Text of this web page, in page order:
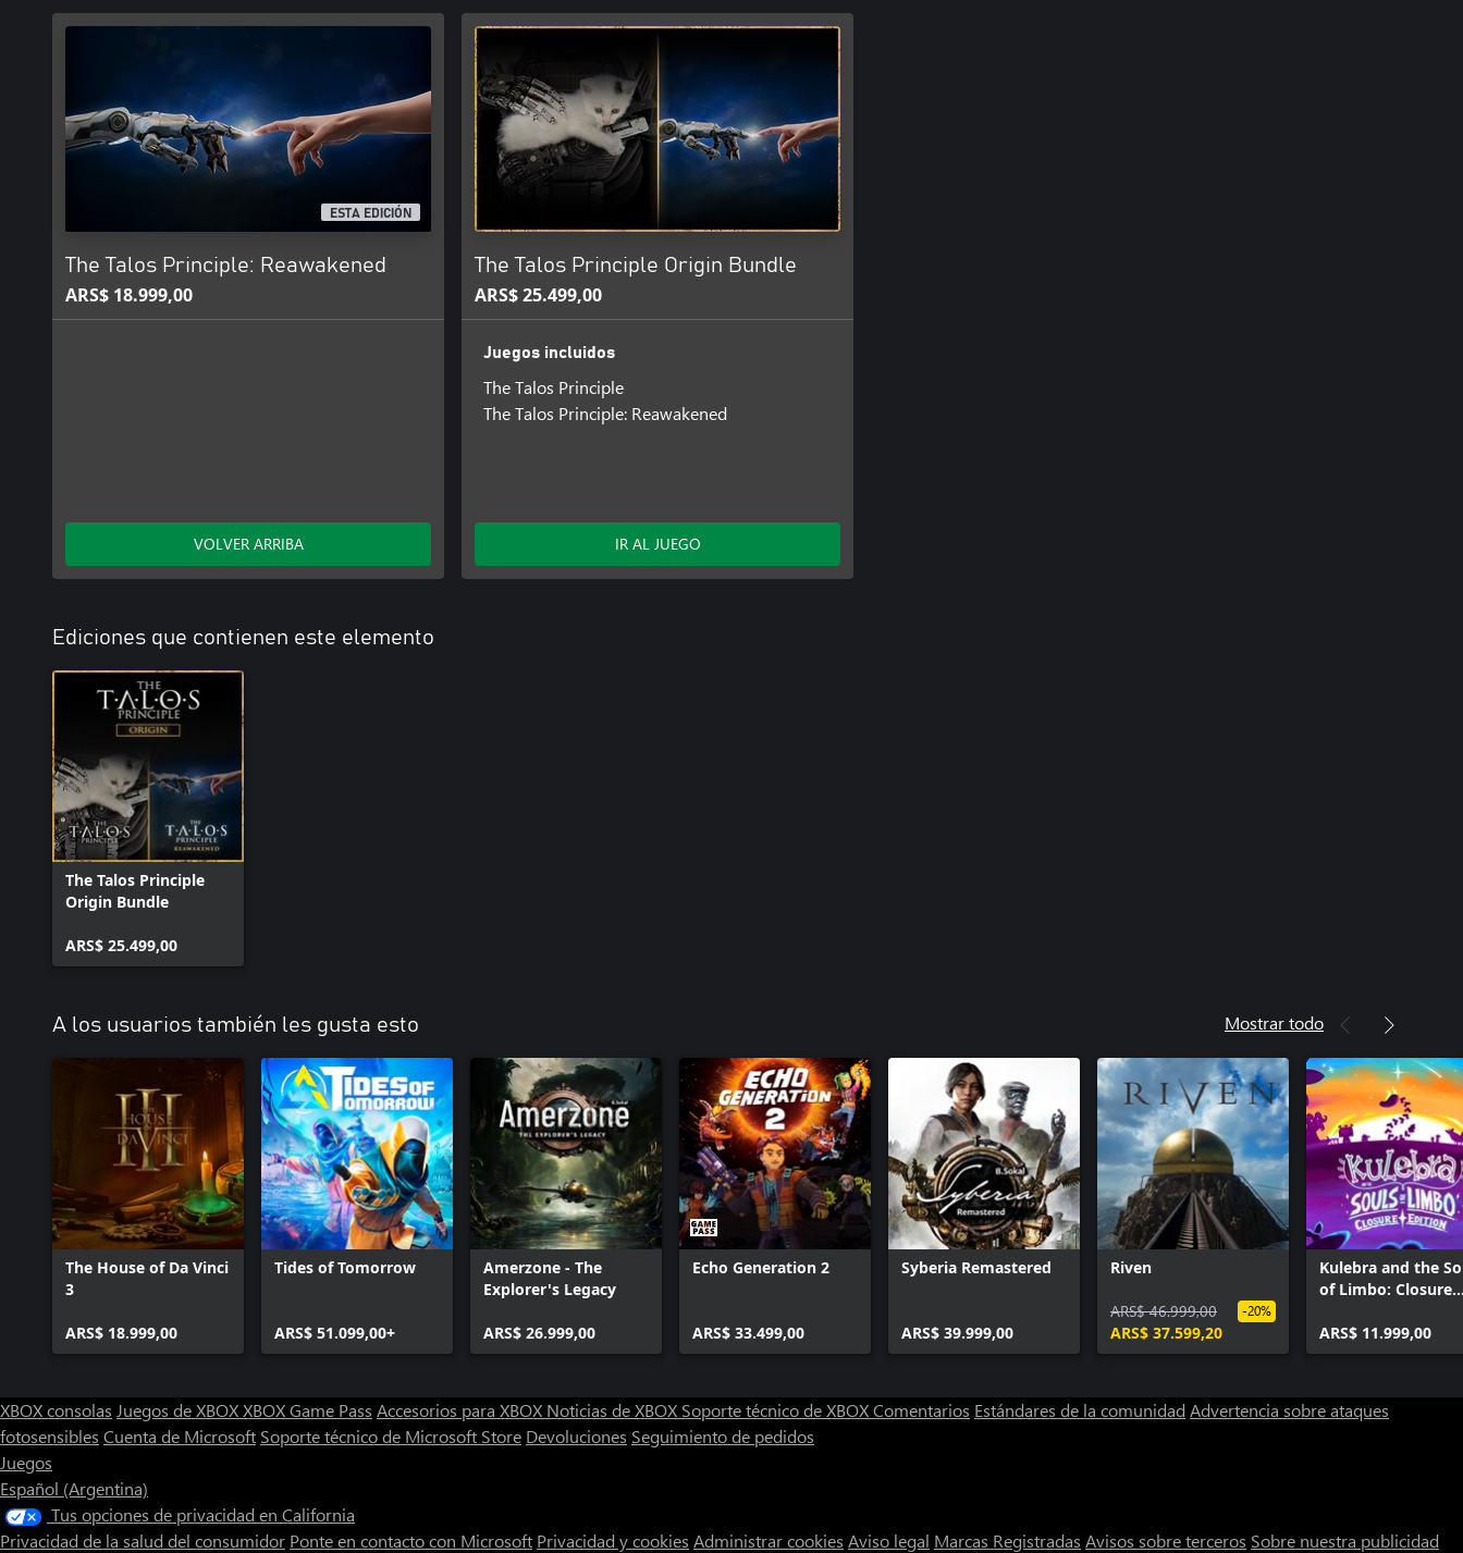
ESTA EDICIÓN
The Talos Principle: Reawakened
ARS$ 18.999,00
VOLVER ARRIBA
The Talos Principle Origin Bundle
ARS$ 25.499,00
Juegos incluidos
The Talos Principle
The Talos Principle: Reawakened
IR AL JUEGO
Ediciones que contienen este elemento
The Talos Principle
Origin Bundle
ARS$ 25.499,00
A los usuarios también les gusta esto Mostrar todo
The House of Da Vinci
3
ARS$ 18.999,00
Tides of Tomorrow
ARS$ 51.099,00+
Amerzone - The
Explorer's Legacy
ARS$ 26.999,00
Echo Generation 2
ARS$ 33.499,00
Syberia Remastered
ARS$ 39.999,00
Riven
ARS$ 46.999,00
ARS$ 37.599,20
-20%
Kulebra and the
of Limbo: Closure
ARS$ 11.999,00
XBOX consolas Juegos de XBOXXBOX Game Pass Accesorios para XBOX Noticias de XBOX Soporte técnico de XBOXComentarios Estándares de la comunidad Advertencia sobre ataques
fotosensibles Cuenta de Microsoft Soporte técnico de Microsoft Store Devoluciones Seguimiento de pedidos
Juegos
Español (Argentina)
Tus opciones de privacidad en California
Privacidad de la salud del consumidor Ponte en contacto con Microsoft Privacidad y cookies Administrar cookies Aviso legal Marcas Registradas Avisos sobre terceros Sobre nuestra publicidad